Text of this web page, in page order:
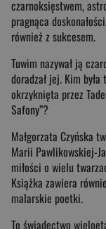
czarnoksięstwem,
pragnąca
również z sukcesem.
Tuwim nazywał ją
doradzał jej. Kim
okrzyknięta przez
Safony”?
Małgorzata Czyńska
Marii Pawlikowskiej-
miłości o wielu
Książka zawiera
malarskie poetki.
To świadectwo